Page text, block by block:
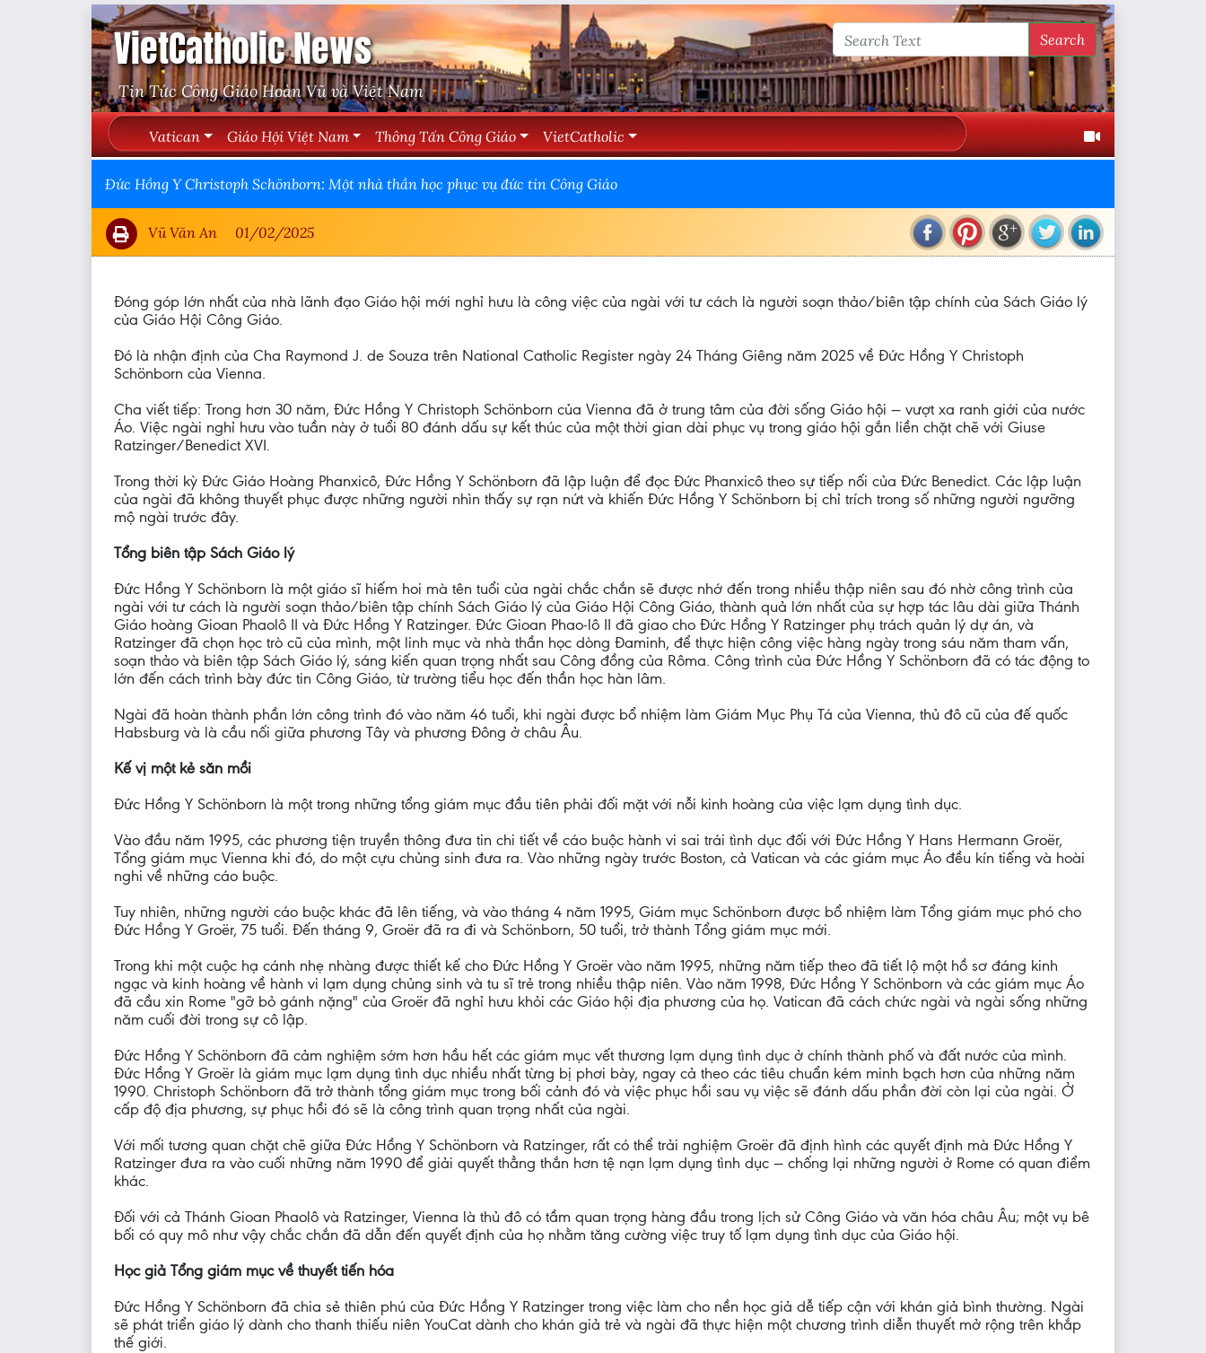
VietCatholic News
Tin Tức Công Giáo Hoàn Vũ và Việt Nam
Search
Vatican Giáo Hội Việt Nam Thông Tấn Công Giáo VietCatholic
Đức Hồng Y Christoph Schönborn: Một nhà thần học phục vụ đức tin Công Giáo
Vũ Văn An 01/02/2025
Đóng góp lớn nhất của nhà lãnh đạo Giáo hội mới nghỉ hưu là công việc của ngài với tư cách là người soạn thảo/biên tập chính của Sách Giáo lý
của Giáo Hội Công Giáo.
Đó là nhận định của Cha Raymond J. de Souza trên National Catholic Register ngày 24 Tháng Giêng năm 2025 về Đức Hồng Y Christoph
Schönborn của Vienna.
Cha viết tiếp: Trong hơn 30 năm, Đức Hồng Y Christoph Schönborn của Vienna đã ở trung tâm của đời sống Giáo hội — vượt xa ranh giới của nước
Áo. Việc ngài nghỉ hưu vào tuần này ở tuổi 80 đánh dấu sự kết thúc của một thời gian dài phục vụ trong giáo hội gắn liền chặt chẽ với Giuse
Ratzinger/Benedict XVI.
Trong thời kỳ Đức Giáo Hoàng Phanxicô, Đức Hồng Y Schönborn đã lập luận để đọc Đức Phanxicô theo sự tiếp nối của Đức Benedict. Các lập luận
của ngài đã không thuyết phục được những người nhìn thấy sự rạn nứt và khiến Đức Hồng Y Schönborn bị chỉ trích trong số những người ngưỡng
mộ ngài trước đây.
Tổng biên tập Sách Giáo lý
Đức Hồng Y Schönborn là một giáo sĩ hiếm hoi mà tên tuổi của ngài chắc chắn sẽ được nhớ đến trong nhiều thập niên sau đó nhờ công trình của
ngài với tư cách là người soạn thảo/biên tập chính Sách Giáo lý của Giáo Hội Công Giáo, thành quả lớn nhất của sự hợp tác lâu dài giữa Thánh
Giáo hoàng Gioan Phaolô II và Đức Hồng Y Ratzinger. Đức Gioan Phao-lô II đã giao cho Đức Hồng Y Ratzinger phụ trách quản lý dự án, và
Ratzinger đã chọn học trò cũ của mình, một linh mục và nhà thần học dòng Đaminh, để thực hiện công việc hàng ngày trong sáu năm tham vấn,
soạn thảo và biên tập Sách Giáo lý, sáng kiến quan trọng nhất sau Công đồng của Rôma. Công trình của Đức Hồng Y Schönborn đã có tác động to
lớn đến cách trình bày đức tin Công Giáo, từ trường tiểu học đến thần học hàn lâm.
Ngài đã hoàn thành phần lớn công trình đó vào năm 46 tuổi, khi ngài được bổ nhiệm làm Giám Mục Phụ Tá của Vienna, thủ đô cũ của đế quốc
Habsburg và là cầu nối giữa phương Tây và phương Đông ở châu Âu.
Kế vị một kẻ săn mồi
Đức Hồng Y Schönborn là một trong những tổng giám mục đầu tiên phải đối mặt với nỗi kinh hoàng của việc lạm dụng tình dục.
Vào đầu năm 1995, các phương tiện truyền thông đưa tin chi tiết về cáo buộc hành vi sai trái tình dục đối với Đức Hồng Y Hans Hermann Groër,
Tổng giám mục Vienna khi đó, do một cựu chủng sinh đưa ra. Vào những ngày trước Boston, cả Vatican và các giám mục Áo đều kín tiếng và hoài
nghi về những cáo buộc.
Tuy nhiên, những người cáo buộc khác đã lên tiếng, và vào tháng 4 năm 1995, Giám mục Schönborn được bổ nhiệm làm Tổng giám mục phó cho
Đức Hồng Y Groër, 75 tuổi. Đến tháng 9, Groër đã ra đi và Schönborn, 50 tuổi, trở thành Tổng giám mục mới.
Trong khi một cuộc hạ cánh nhẹ nhàng được thiết kế cho Đức Hồng Y Groër vào năm 1995, những năm tiếp theo đã tiết lộ một hồ sơ đáng kinh
ngạc và kinh hoàng về hành vi lạm dụng chủng sinh và tu sĩ trẻ trong nhiều thập niên. Vào năm 1998, Đức Hồng Y Schönborn và các giám mục Áo
đã cầu xin Rome "gỡ bỏ gánh nặng" của Groër đã nghỉ hưu khỏi các Giáo hội địa phương của họ. Vatican đã cách chức ngài và ngài sống những
năm cuối đời trong sự cô lập.
Đức Hồng Y Schönborn đã cảm nghiệm sớm hơn hầu hết các giám mục vết thương lạm dụng tình dục ở chính thành phố và đất nước của mình.
Đức Hồng Y Groër là giám mục lạm dụng tình dục nhiều nhất từng bị phơi bày, ngay cả theo các tiêu chuẩn kém minh bạch hơn của những năm
1990. Christoph Schönborn đã trở thành tổng giám mục trong bối cảnh đó và việc phục hồi sau vụ việc sẽ đánh dấu phần đời còn lại của ngài. Ở
cấp độ địa phương, sự phục hồi đó sẽ là công trình quan trọng nhất của ngài.
Với mối tương quan chặt chẽ giữa Đức Hồng Y Schönborn và Ratzinger, rất có thể trải nghiệm Groër đã định hình các quyết định mà Đức Hồng Y
Ratzinger đưa ra vào cuối những năm 1990 để giải quyết thẳng thắn hơn tệ nạn lạm dụng tình dục — chống lại những người ở Rome có quan điểm
khác.
Đối với cả Thánh Gioan Phaolô và Ratzinger, Vienna là thủ đô có tầm quan trọng hàng đầu trong lịch sử Công Giáo và văn hóa châu Âu; một vụ bê
bối có quy mô như vậy chắc chắn đã dẫn đến quyết định của họ nhằm tăng cường việc truy tố lạm dụng tình dục của Giáo hội.
Học giả Tổng giám mục về thuyết tiến hóa
Đức Hồng Y Schönborn đã chia sẻ thiên phú của Đức Hồng Y Ratzinger trong việc làm cho nền học giả dễ tiếp cận với khán giả bình thường. Ngài
sẽ phát triển giáo lý dành cho thanh thiếu niên YouCat dành cho khán giả trẻ và ngài đã thực hiện một chương trình diễn thuyết mở rộng trên khắp
thế giới.